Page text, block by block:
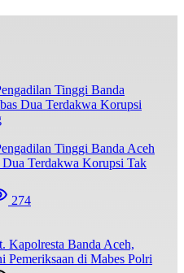
Tinggi Banda Aceh
Dua Terdakwa Korupsi Tak
274
Kapolresta Banda Aceh,
Pemeriksaan di Mabes Polri